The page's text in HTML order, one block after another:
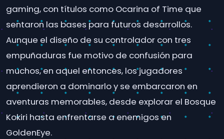
gaming, con títulos como Ocarina of Time que
sentaron las bases para futuros desarrollos.
Aunque el diseño de su controlador con tres
empuñaduras fue motivo de confusión para
muchos, en aquel entonces, los jugadores
aprendieron a dominarlo y se embarcaron en
aventuras memorables, desde explorar el Bosque
Kokiri hasta enfrentarse a enemigos en
GoldenEye.